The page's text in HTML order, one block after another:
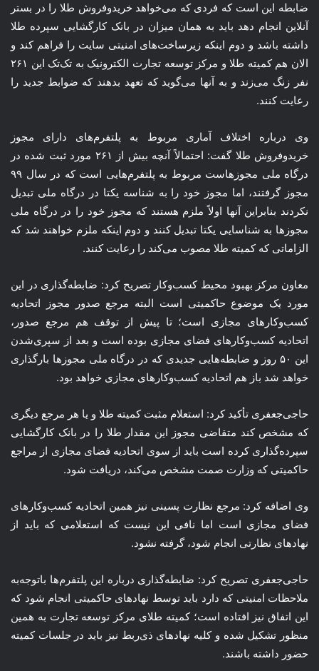
ضابطه این است که فردی که می‌خواهد خریدوفروش طلا را در بستر
آنلاین انجام دهد باید به همان میزان در بانک کارگشایی سپرده طلا
داشته باشد و دوم اینکه زیرساخت‌های امنیتی سایت را فراهم کند و
الان هم کمیته طلا و مرکز توسعه تجارت الکترونیک به تک‌تک این ۲۶۱
نفر زنگ می‌زند و به آنها می‌گوید که تعهد بدهند که ضوابط جدید را
رعایت کنند.
وی درباره اختلاف آماری مربوط به پلتفرم‌های دارای مجوز
خریدوفروش طلا گفت: احتمالاً آنچه بیش از ۲۶۱ مورد ثبت شده در
درگاه ملی مجوزهاست مربوط به پلتفرم‌هایی است که در سال ۹۹
مجوز گرفتند، اما مجوز خود را به شناسه یکتا در درگاه ملی تبدیل
نکردند بنابراین آنها اولاً ملزم هستند که مجوز خود را در درگاه ملی
مجوزها به شناسایی یکتا تبدیل کنند و دوم اینکه ملزم خواهند شد که
الزاماتی که کمیته طلا مصوب می‌کند را رعایت کنند.
معاون مرکز بهبود محیط کسب‌وکار تصریح کرد: ضابطه‌گذاری در این
مورد یک موضوع حاکمیتی است البته مرجع صدور مجوز اتحادیه
کسب‌وکارهای مجازی است؛ تا پیش از توقف هم مرجع صدور،
اتحادیه کسب‌وکارهای فضای مجازی بوده است و بعد از سپری‌شدن
این ۵۰ روز و ضابطه‌هایی جدیدی که در درگاه ملی مجوزها بارگذاری
خواهد شد باز هم اتحادیه کسب‌وکارهای مجازی خواهد بود.
حاجی‌جعفری تأکید کرد: استعلام مثبت کمیته طلا و یا هر مرجع دیگری
که مشخص کند متقاضی مجوز این مقدار طلا را در بانک کارگشایی
سپرده‌گذاری کرده است باید از سوی اتحادیه فضای مجازی از مراجع
حاکمیتی که وزارت صمت مشخص می‌کند، دریافت شود.
وی اضافه کرد: مرجع نظارت پسینی نیز همین اتحادیه کسب‌وکارهای
فضای مجازی است اما نافی این نیست که استعلامی که باید از
نهادهای نظارتی انجام شود، گرفته نشود.
حاجی‌جعفری تصریح کرد: ضابطه‌گذاری درباره این پلتفرم‌ها باتوجه‌به
ملاحظات امنیتی که دارد باید توسط نهادهای حاکمیتی انجام شود که
این اتفاق نیز افتاده است؛ کمیته طلای مرکز توسعه تجارت به همین
منظور تشکیل شده و کلیه نهادهای ذی‌ربط نیز باید در جلسات کمیته
حضور داشته باشند.